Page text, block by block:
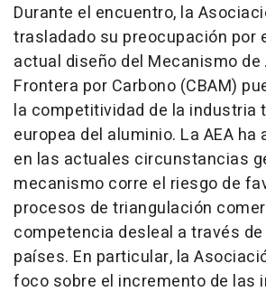
Durante el encuentro, la
trasladado su preocupación por
actual diseño del Mecanismo de
Frontera por Carbono (CBAM)
la competitividad de la industria
europea del aluminio. La AEA ha
en las actuales circunstancias
mecanismo corre el riesgo de
procesos de triangulación
competencia desleal a través
países. En particular, la
foco sobre el incremento de las